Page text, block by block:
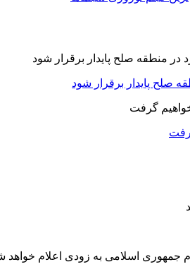
صلح پایدار برقرار شود